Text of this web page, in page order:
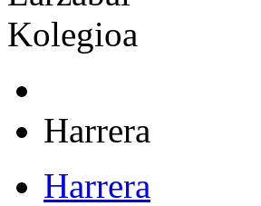
Harrera
Harrera